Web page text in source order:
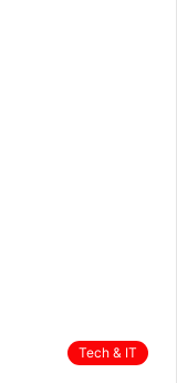
Tech & IT